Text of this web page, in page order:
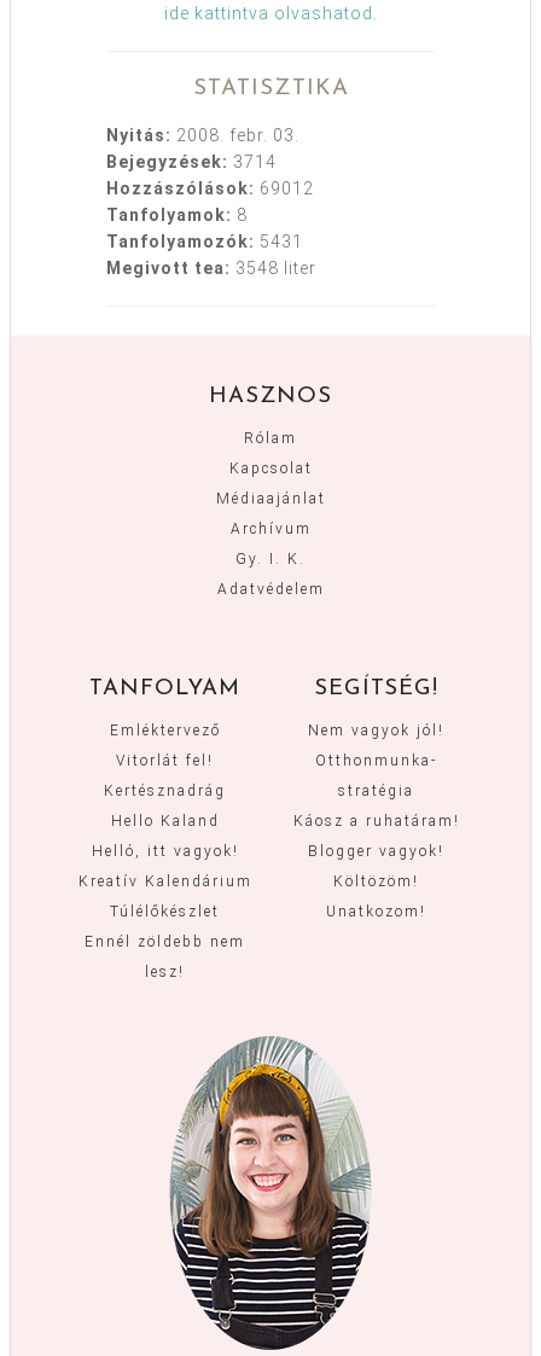
ide kattintva olvashatod
STATISZTIKA
Nyitás: 2008. febr. 03.
Bejegyzések: 3714
Hozzászólások: 69012
Tanfolyamok: 8
Tanfolyamozók: 5431
Megivott tea: 3548 liter
HASZNOS
Rólam
Kapcsolat
Médiaajánlat
Archívum
Gy. I. K.
Adatvédelem
TANFOLYAM
Emléktervező
Vitorlát fel!
Kertésznadrág
Hello Kaland
Helló, itt vagyok!
Kreatív Kalendárium
Túlélőkészlet
Ennél zöldebb nem
lesz!
SEGÍTSÉG!
Nem vagyok jól!
Otthonmunka-
stratégia
Káosz a ruhatáram!
Blogger vagyok!
Költözöm!
Unatkozom!